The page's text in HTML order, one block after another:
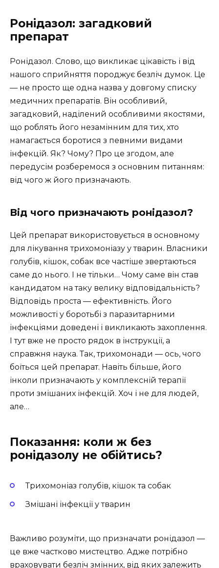
Ронідазол: загадковий
препарат
Ронідазол. Слово, що викликає цікавість і від
нашого сприйняття породжує безліч думок. Це
— не просто ще одна назва у довгому списку
медичних препаратів. Він особливий,
загадковий, наділений особливими якостями,
що роблять його незамінним для тих, хто
намагається боротися з певними видами
інфекцій. Як? Чому? Про це згодом, але
передусім розберемося з основним питанням:
від чого ж його призначають.
Від чого призначають ронідазол?
Цей препарат використовується в основному
для лікування трихомоніазу у тварин. Власники
голубів, кішок, собак все частіше звертаються
саме до нього. І не тільки… Чому саме він став
кандидатом на таку велику відповідальність?
Відповідь проста — ефективність. Його
можливості у боротьбі з паразитарними
інфекціями доведені і викликають захоплення.
І тут вже не просто рядок в інструкції, а
справжня наука. Так, трихомонади — ось, чого
боїться цей препарат. Навіть більше, його
інколи призначають у комплексній терапії
проти змішаних інфекцій. Хоч і не для людей,
але…
Показання: коли ж без
ронідазолу не обійтись?
Трихомоніаз голубів, кішок та собак
Змішані інфекції у тварин
Важливо розуміти, що призначати ронідазол —
це вже частково мистецтво. Адже потрібно
враховувати безліч змінних, від яких залежить